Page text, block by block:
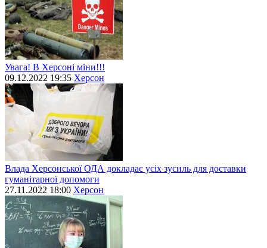
Увага! В Херсоні міни!!!
09.12.2022 19:35 Херсон
Влада Херсонської ОДА докладає усіх зусиль для доставки
гуманітарної допомоги
27.11.2022 18:00 Херсон